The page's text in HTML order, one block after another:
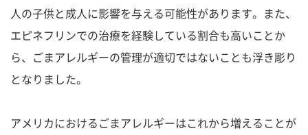
人の子供と成人に影響を与える可能性があります。また、
エピネフリンでの治療を経験している割合も高いことか
ら、ごまアレルギーの管理が適切ではないことも浮き彫り
となりました。
アメリカにおけるごまアレルギーはこれから増えることが